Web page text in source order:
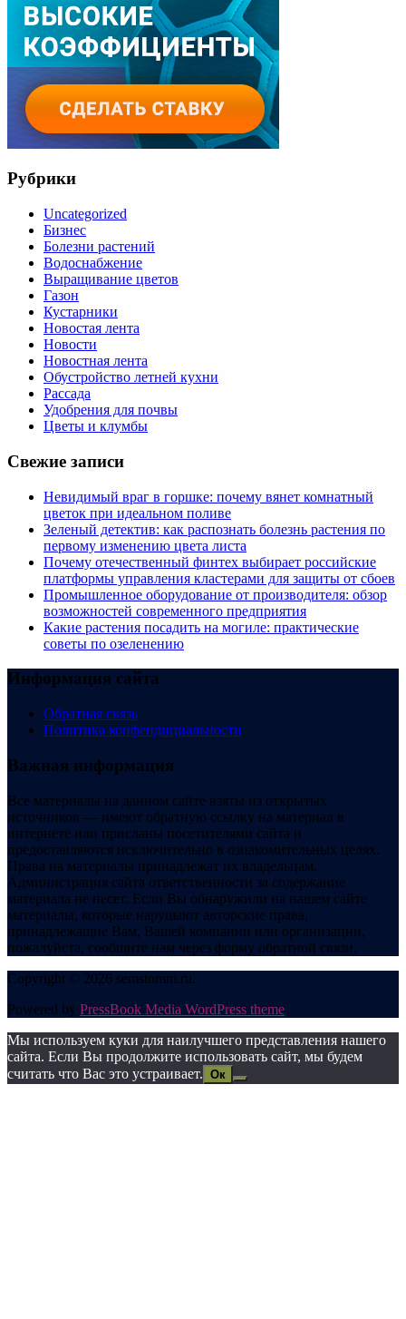
Рубрики
Uncategorized
Бизнес
Болезни растений
Водоснабжение
Выращивание цветов
Газон
Кустарники
Новостая лента
Новости
Новостная лента
Обустройство летней кухни
Рассада
Удобрения для почвы
Цветы и клумбы
Свежие записи
Невидимый враг в горшке: почему вянет комнатный
цветок при идеальном поливе
Зеленый детектив: как распознать болезнь растения по
первому изменению цвета листа
Почему отечественный финтех выбирает российские
платформы управления кластерами для защиты от сбоев
Промышленное оборудование от производителя: обзор
возможностей современного предприятия
Какие растения посадить на могиле: практические
советы по озеленению
Информация сайта
Обратная связь
Политика конфендициальности
Важная информация
Все материалы на данном сайте взяты из открытых
источников — имеют обратную ссылку на материал в
интернете или присланы посетителями сайта и
предоставляются исключительно в ознакомительных целях.
Права на материалы принадлежат их владельцам.
Администрация сайта ответственности за содержание
материала не несет. Если Вы обнаружили на нашем сайте
материалы, которые нарушают авторские права,
принадлежащие Вам, Вашей компании или организации,
пожалуйста, сообщите нам через форму обратной связи.
Copyright © 2026 semstomm.ru.
Powered by PressBook Media WordPress theme
Мы используем куки для наилучшего представления нашего
сайта. Если Вы продолжите использовать сайт, мы будем
считать что Вас это устраивает. Ок